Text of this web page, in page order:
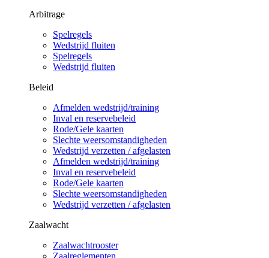
Arbitrage
Spelregels
Wedstrijd fluiten
Spelregels
Wedstrijd fluiten
Beleid
Afmelden wedstrijd/training
Inval en reservebeleid
Rode/Gele kaarten
Slechte weersomstandigheden
Wedstrijd verzetten / afgelasten
Afmelden wedstrijd/training
Inval en reservebeleid
Rode/Gele kaarten
Slechte weersomstandigheden
Wedstrijd verzetten / afgelasten
Zaalwacht
Zaalwachtrooster